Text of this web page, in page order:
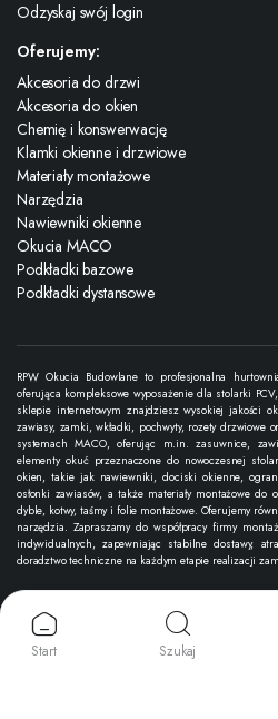
Odzyskaj swój login
Oferujemy:
Akcesoria do drzwi
Akcesoria do okien
Chemię i konswerwację
Klamki okienne i drzwiowe
Materiały montażowe
Narzędzia
Nawiewniki okienne
Okucia MACO
Podkładki bazowe
Podkładki dystansowe
RPW Okucia Budowlane to profesjonalna
oferująca kompleksowe wyposażenie dla stolarki
sklepie internetowym znajdziesz wysokiej jakości
zawiasy, zamki, wkładki, pochwyty, rozety drzwiowe
systemach MACO, oferując m.in. zasuwnice,
elementy okuć przeznaczone do nowoczesnej
okien, takie jak nawiewniki, dociski okienne,
osłonki zawiasów, a także materiały montażowe
dyble, kotwy, taśmy i folie montażowe. Oferujemy
narzędzia. Zapraszamy do współpracy firmy
indywidualnych, zapewniając stabilne dostawy,
doradztwo techniczne na każdym etapie realizacji
Copyright 2025 © RPW Okucia
Akceptujemy płatności: karty,
Start Szukaj